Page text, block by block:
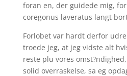
foran en, der guidede mig,
coregonus laveratus langt
Forlobet var hardt derfor
troede jeg, at jeg vidste alt
reste plu vores
solid overraskelse, sa eg